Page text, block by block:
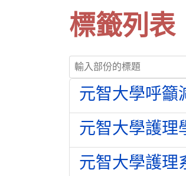
標籤列表
輸入部份的標題
元智大學呼籲
元智大學護理
元智大學護理